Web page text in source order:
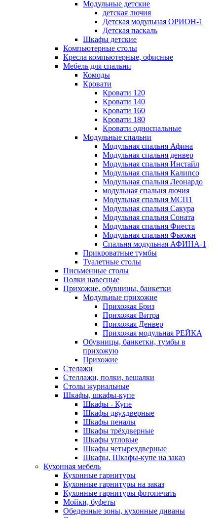
Модульные детские
детская лючия
Детская модульная ОРИОН-1
Детская паскаль
Шкафы детские
Компьютерные столы
Кресла компьютерные, офисные
Мебель для спальни
Комоды
Кровати
Кровати 120
Кровати 140
Кровати 160
Кровати 180
Кровати односпальные
Модульные спальни
Модульная спальня Афина
Модульная спальня денвер
Модульная спальня Инстайл
Модульная спальня Калипсо
Модульная спальня Леонардо
модульная спальня лючия
Модульная спальня МСП1
Модульная спальня Сакура
Модульная спальня Соната
Модульная спальня Фиеста
Модульная спальня Фьюжн
Спальня модульная АФИНА-1
Прикроватные тумбы
Туалетные столы
Письменные столы
Полки навесные
Прихожие, обувницы, банкетки
Модульные прихожие
Прихожая Бриз
Прихожая Витра
Прихожая Денвер
Прихожая модульная РЕЙКА
Обувницы, банкетки, тумбы в
прихожую
Прихожие
Стелажи
Стеллажи, полки, вешалки
Столы журнальные
Шкафы, шкафы-купе
Шкафы - Купе
Шкафы двухдверные
Шкафы пеналы
Шкафы трёхдверные
Шкафы угловые
Шкафы четырехдверные
Шкафы, Шкафы-купе на заказ
Кухонная мебель
Кухонные гарнитуры
Кухонные гарнитуры на заказ
Кухонные гарнитуры фотопечать
Мойки, буфеты
Обеденные зоны, кухонные диваны